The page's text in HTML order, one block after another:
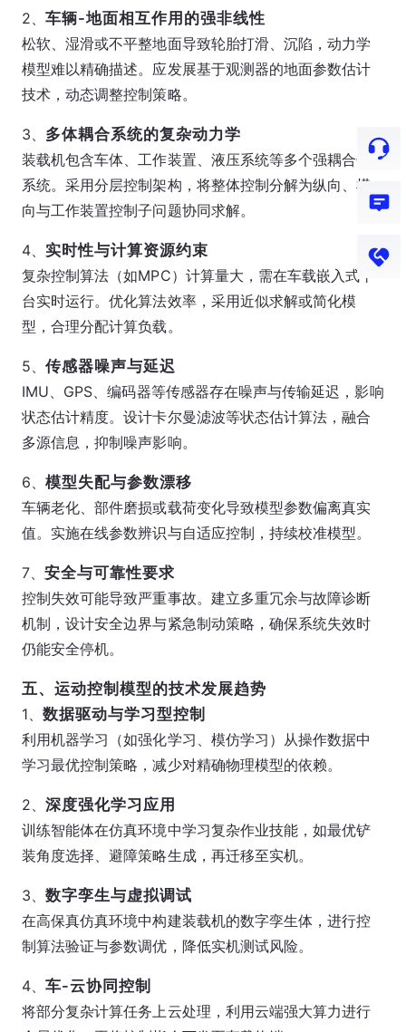
2、车辆-地面相互作用的强非线性
松软、湿滑或不平整地面导致轮胎打滑、沉陷，动力学
模型难以精确描述。应发展基于观测器的地面参数估计
技术，动态调整控制策略。
3、 多体耦合系统的复杂动力学
装载机包含车体、工作装置、液压系统等多个强耦合子
系统。采用分层控制架构，将整体控制分解为纵向、横
向与工作装置控制子问题协同求解。
4、 实时性与计算资源约束
复杂控制算法（如MPC）计算量大，需在车载嵌入式平
台实时运行。优化算法效率，采用近似求解或简化模
型，合理分配计算负载。
5、传感器噪声与延迟
IMU、GPS、编码器等传感器存在噪声与传输延迟，影响
状态估计精度。设计卡尔曼滤波等状态估计算法，融合
多源信息，抑制噪声影响。
6、模型失配与参数漂移
车辆老化、部件磨损或载荷变化导致模型参数偏离真实
值。实施在线参数辨识与自适应控制，持续校准模型。
7、安全与可靠性要求
控制失效可能导致严重事故。建立多重冗余与故障诊断
机制，设计安全边界与紧急制动策略，确保系统失效时
仍能安全停机。
五、运动控制模型的技术发展趋势
1、数据驱动与学习型控制
利用机器学习（如强化学习、模仿学习）从操作数据中
学习最优控制策略，减少对精确物理模型的依赖。
2、深度强化学习应用
训练智能体在仿真环境中学习复杂作业技能，如最优铲
装角度选择、避障策略生成，再迁移至实机。
3、数字孪生与虚拟调试
在高保真仿真环境中构建装载机的数字孪生体，进行控
制算法验证与参数调优，降低实机测试风险。
4、车-云协同控制
将部分复杂计算任务上云处理，利用云端强大算力进行